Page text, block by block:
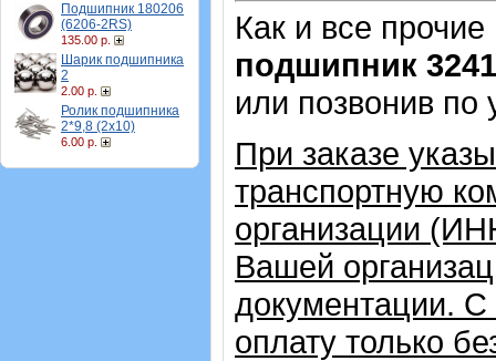
Подшипник 180206
(6206-2RS)
135.00 р.
Шарик подшипника
2
2.00 р.
Ролик подшипника
2*9,8 (2х10)
6.00 р.
Как и все
подшипник
или позвонив
При заказе
транспортную
организации
Вашей
документации.
оплату только